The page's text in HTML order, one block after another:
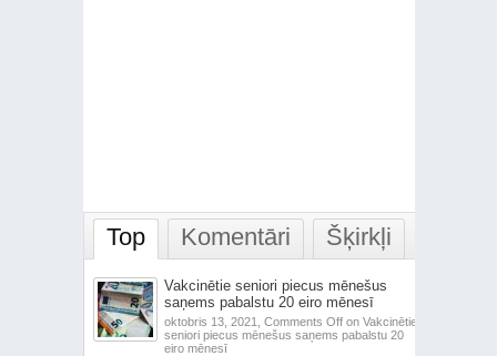
Top Komentāri Šķirkļi
Vakcinētie seniori piecus mēnešus
saņems pabalstu 20 eiro mēnesī
oktobris 13, 2021, Comments Offon Vakcinētie
seniori piecus mēnešus saņems pabalstu 20
eiro mēnesī